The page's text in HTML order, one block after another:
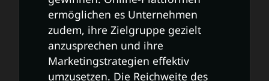
ermöglichen es Unternehmen
zudem, ihre Zielgruppe gezielt
anzusprechen und ihre
Marketingstrategien effektiv
umzusetzen. Die Reichweite des